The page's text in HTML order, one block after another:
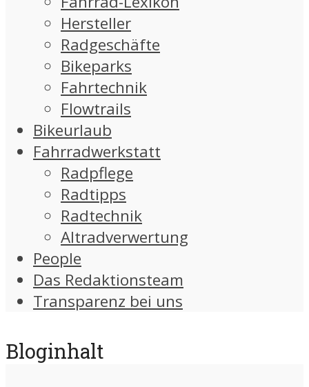
Hersteller
Radgeschäfte
Bikeparks
Fahrtechnik
Flowtrails
Bikeurlaub
Fahrradwerkstatt
Radpflege
Radtipps
Radtechnik
Altradverwertung
People
Das Redaktionsteam
Transparenz bei uns
Bloginhalt